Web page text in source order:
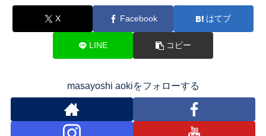
X Facebook はてブ
LINE コピー
masayoshi aokiをフォローする